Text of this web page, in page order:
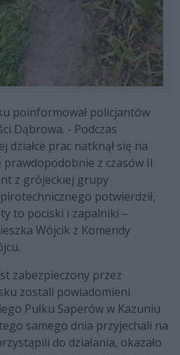
poinformował policjantów
Dąbrowa. - Podczas
działce prac natknął się na
z czasów II
z grójeckiej grupy
potwierdził,
to pociski i zapalniki –
Wójcik z Komendy
zabezpieczony przez
zostali powiadomieni
Pułku Saperów w Kazuniu
samego dnia przyjechali na
do działania, okazało